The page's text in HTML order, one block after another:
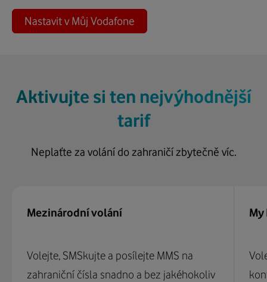
Nastavit v Můj Vodafone
Aktivujte si ten nejvýhodnější
tarif
Neplaťte za volání do zahraničí zbytečně víc.
Mezinárodní volání
Volejte, SMSkujte a posílejte MMS na
zahraniční čísla snadno a bez jakéhokoliv
My